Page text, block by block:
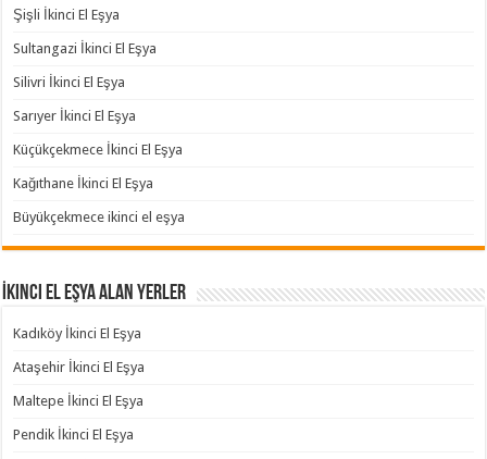
Şişli İkinci El Eşya
Sultangazi İkinci El Eşya
Silivri İkinci El Eşya
Sarıyer İkinci El Eşya
Küçükçekmece İkinci El Eşya
Kağıthane İkinci El Eşya
Büyükçekmece ikinci el eşya
İkinci El Eşya Alan Yerler
Kadıköy İkinci El Eşya
Ataşehir İkinci El Eşya
Maltepe İkinci El Eşya
Pendik İkinci El Eşya